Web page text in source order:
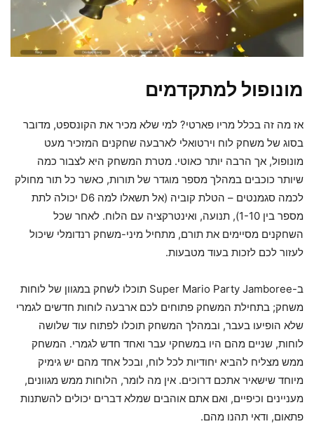
מונופול למתקדמים
אז מה זה בכלל מריו פארטי? למי שלא מכיר את הקונספט, מדובר
בסוג של משחק לוח וירטואלי לארבעה שחקנים המזכיר מעט
מונופול, אך הרבה יותר כאוטי. מטרת המשחק היא לצבור כמה
שיותר כוכבים במהלך מספר מוגדר של תורות, כאשר כל תור מחולק
לכמה סגמנטים – הטלת קוביה (אל תשאלו למה D6 יכולה לתת
מספר בין 1-10), תנועה, ואינטרקציה עם הלוח. לאחר שכל
השחקנים מסיימים את תורם, מתחיל מיני-משחק רנדומלי שיכול
לעזור לכם לזכות בעוד מטבעות.
ב-Super Mario Party Jamboree תוכלו לשחק במגוון של לוחות
משחק; בתחילת המשחק פתוחים לכם ארבעה לוחות חדשים לגמרי
שלא הופיעו בעבר, ובמהלך המשחק תוכלו לפתוח עוד שלושה
לוחות, שניים מהם היו במשחקי עבר ואחד חדש לגמרי. המשחק
ממש מצליח להביא יחודיות לכל לוח, ובכל אחד מהם יש גימיק
מיוחד שישאיר אתכם דרוכים. אין מה לומר, הלוחות ממש מגוונים,
מעניינים וכיפיים, ואם אתם אוהבים שמלא דברים יכולים להשתנות
פתאום, ודאי תהנו מהם.